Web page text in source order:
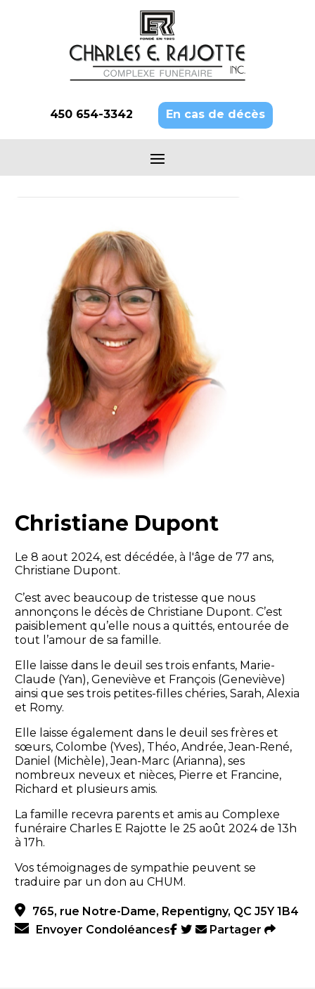
450 654-3342 En cas de décès
Christiane Dupont
Le 8 aout 2024, est décédée, à l'âge de 77 ans,
Christiane Dupont.
C’est avec beaucoup de tristesse que nous
annonçons le décès de Christiane Dupont. C’est
paisiblement qu’elle nous a quittés, entourée de
tout l’amour de sa famille.
Elle laisse dans le deuil ses trois enfants, Marie-
Claude (Yan), Geneviève et François (Geneviève)
ainsi que ses trois petites-filles chéries, Sarah, Alexia
et Romy.
Elle laisse également dans le deuil ses frères et
sœurs, Colombe (Yves), Théo, Andrée, Jean-René,
Daniel (Michèle), Jean-Marc (Arianna), ses
nombreux neveux et nièces, Pierre et Francine,
Richard et plusieurs amis.
La famille recevra parents et amis au Complexe
funéraire Charles E Rajotte le 25 août 2024 de 13h
à 17h.
Vos témoignages de sympathie peuvent se
traduire par un don au CHUM.
765, rue Notre-Dame, Repentigny, QC J5Y 1B4
Envoyer Condoléances
Partager